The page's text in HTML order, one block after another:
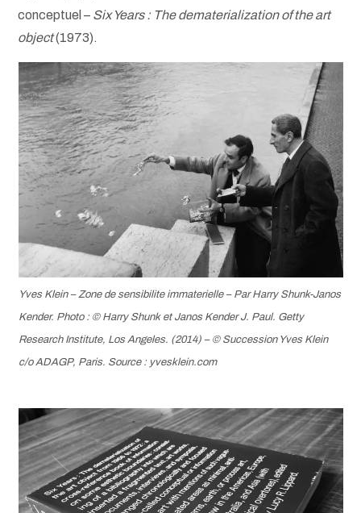
conceptuel – Six Years : The dematerialization of the art
object(1973).
Yves Klein – Zone de sensibilite immaterielle– Par Harry Shunk-Janos
Kender. Photo : © Harry Shunk et Janos Kender J. Paul. Getty
Research Institute, Los Angeles. (2014) – © Succession Yves Klein
c/o ADAGP, Paris. Source : yvesklein.com